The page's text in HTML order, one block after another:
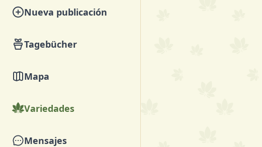
Nueva publicación
Tagebücher
Mapa
Variedades
Mensajes